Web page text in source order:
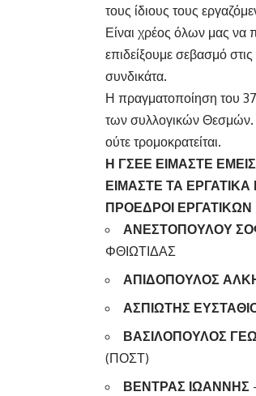
τους ίδιους τους
Είναι χρέος όλων μας να
επιδείξουμε σεβασμό
συνδικάτα.
Η πραγματοποίηση του
των συλλογικών Θεσμών.
ούτε τρομοκρατείται.
Η ΓΣΕΕ ΕΙΜΑΣΤΕ
ΕΙΜΑΣΤΕ ΤΑ
ΠΡΟΕΔΡΟΙ
ΑΝΕΣΤΟΠΟΥΛΟΥ
ΦΘΙΩΤΙΔΑΣ
ΑΠΙΔΟΠΟΥΛΟΣ
ΑΣΠΙΩΤΗΣ
ΒΑΣΙΛΟΠΟΥΛΟΣ
(ΠΟΣΤ)
ΒΕΝΤΡΑΣ ΙΩΑΝΝΗΣ